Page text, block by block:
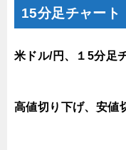
15分足チャート
米ドル/円、１5分足
高値切り下げ、安値